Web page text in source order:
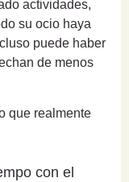
actividades,
su ocio haya
puede haber
de menos
que realmente
con el